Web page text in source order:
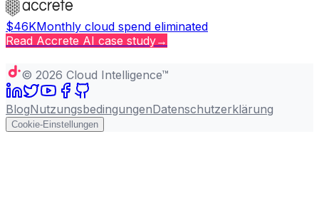
$46KMonthly cloud spend eliminated
Read Accrete AI case study→
© 2026 Cloud Intelligence™
BlogNutzungsbedingungenDatenschutzerklärung
Cookie-Einstellungen